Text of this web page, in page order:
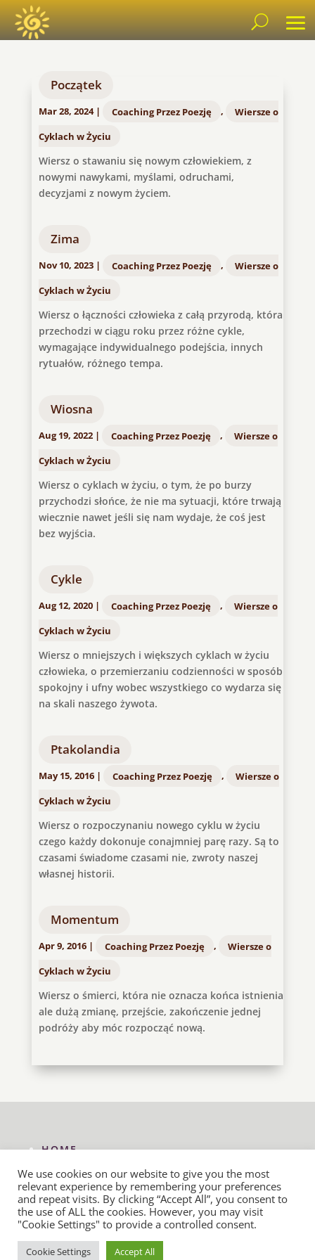
Początek
Mar 28, 2024| Coaching Przez Poezję ,
Wiersze o
Cyklach w Życiu
Wiersz o stawaniu się nowym człowiekiem, z
nowymi nawykami, myślami, odruchami,
decyzjami z nowym życiem.
Zima
Nov 10, 2023| Coaching Przez Poezję ,
Wiersze o
Cyklach w Życiu
Wiersz o łączności człowieka z całą przyrodą, która
przechodzi w ciągu roku przez różne cykle,
wymagające indywidualnego podejścia, innych
rytuałów, różnego tempa.
Wiosna
Aug 19, 2022| Coaching Przez Poezję ,
Wiersze o
Cyklach w Życiu
Wiersz o cyklach w życiu, o tym, że po burzy
przychodzi słońce, że nie ma sytuacji, które trwają
wiecznie nawet jeśli się nam wydaje, że coś jest
bez wyjścia.
Cykle
Aug 12, 2020| Coaching Przez Poezję ,
Wiersze o
Cyklach w Życiu
Wiersz o mniejszych i większych cyklach w życiu
człowieka, o przemierzaniu codzienności w sposób
spokojny i ufny wobec wszystkiego co wydarza się
na skali naszego żywota.
Ptakolandia
May 15, 2016| Coaching Przez Poezję ,
Wiersze o
Cyklach w Życiu
Wiersz o rozpoczynaniu nowego cyklu w życiu
czego każdy dokonuje conajmniej parę razy. Są to
czasami świadome czasami nie, zwroty naszej
własnej historii.
Momentum
Apr 9, 2016| Coaching Przez Poezję ,
Wiersze o
Cyklach w Życiu
Wiersz o śmierci, która nie oznacza końca istnienia
ale dużą zmianę, przejście, zakończenie jednej
podróży aby móc rozpocząć nową.
HOME
KONTAKT
COACHING PRZEZ POEZJĘ
WIERSZE NOWEJ ERY
We use cookies on our website to give you the most
relevant experience by remembering your preferences
and repeat visits. By clicking “Accept All”, you consent to
the use of ALL the cookies. However, you may visit
"Cookie Settings" to provide a controlled consent.
Cookie Settings Accept All